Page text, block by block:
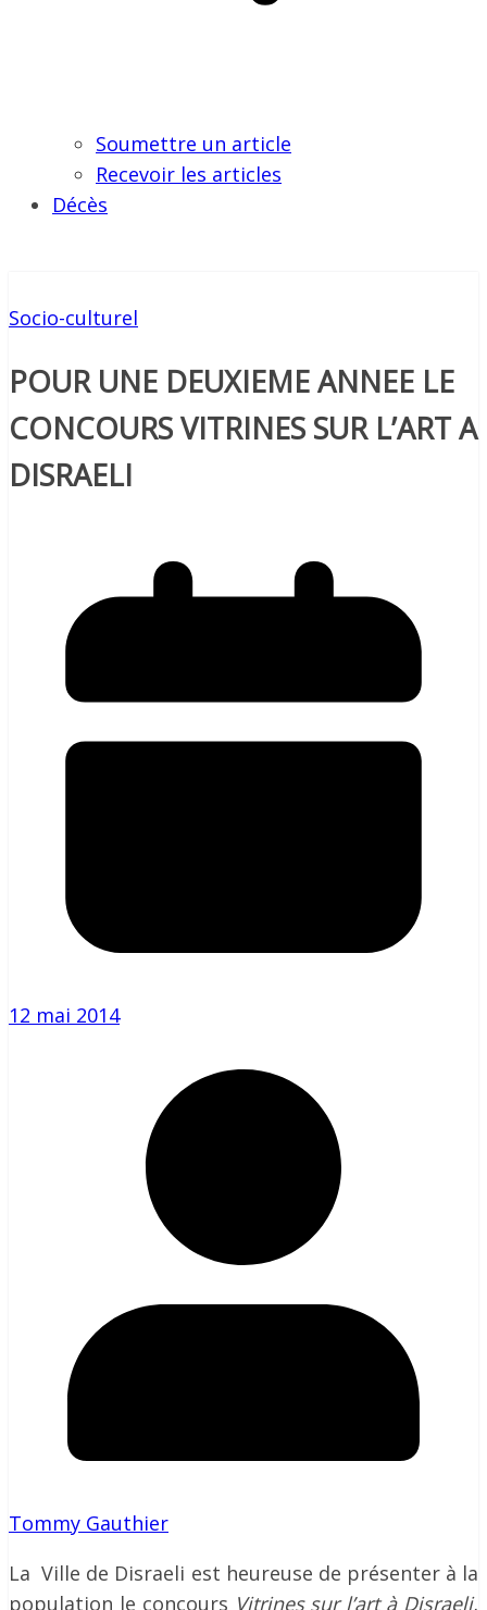
Soumettre un article
Recevoir les articles
Décès
Socio-culturel
POUR UNE DEUXIEME ANNEE LE
CONCOURS VITRINES SUR L’ART A
DISRAELI
12 mai 2014
Tommy Gauthier
La Ville de Disraeli est heureuse de présenter à la
population le concours Vitrines sur l’art à Disraeli,